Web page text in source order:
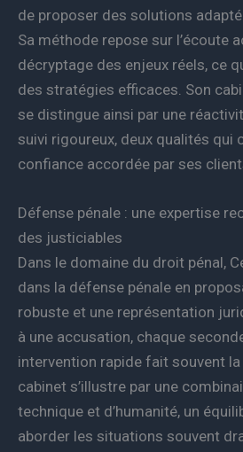
de proposer des solutions
Sa méthode repose sur l’écoute
décryptage des enjeux réels, ce
des stratégies efficaces. Son
se distingue ainsi par une
suivi rigoureux, deux qualités qui
confiance accordée par ses
Défense pénale : une expertise
des justiciables
Dans le domaine du droit pénal,
dans la défense pénale en
robuste et une représentation
à une accusation, chaque
intervention rapide fait souvent
cabinet s’illustre par une
technique et d’humanité, un
aborder les situations souvent